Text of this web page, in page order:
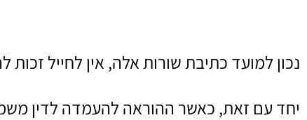
נכון למועד כתיבת שורות אלה, אין לחייל
יחד עם זאת, כאשר ההוראה להעמדה לדין